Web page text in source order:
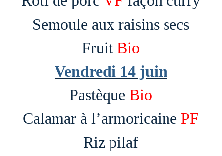
Semoule aux raisins secs
Fruit Bio
Vendredi 14 juin
Pastèque Bio
Calamar à l’armoricaine PF
Riz pilaf